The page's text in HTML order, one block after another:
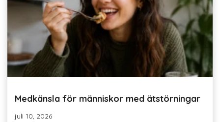
Medkänsla för människor med ätstörningar
juli 10, 2026